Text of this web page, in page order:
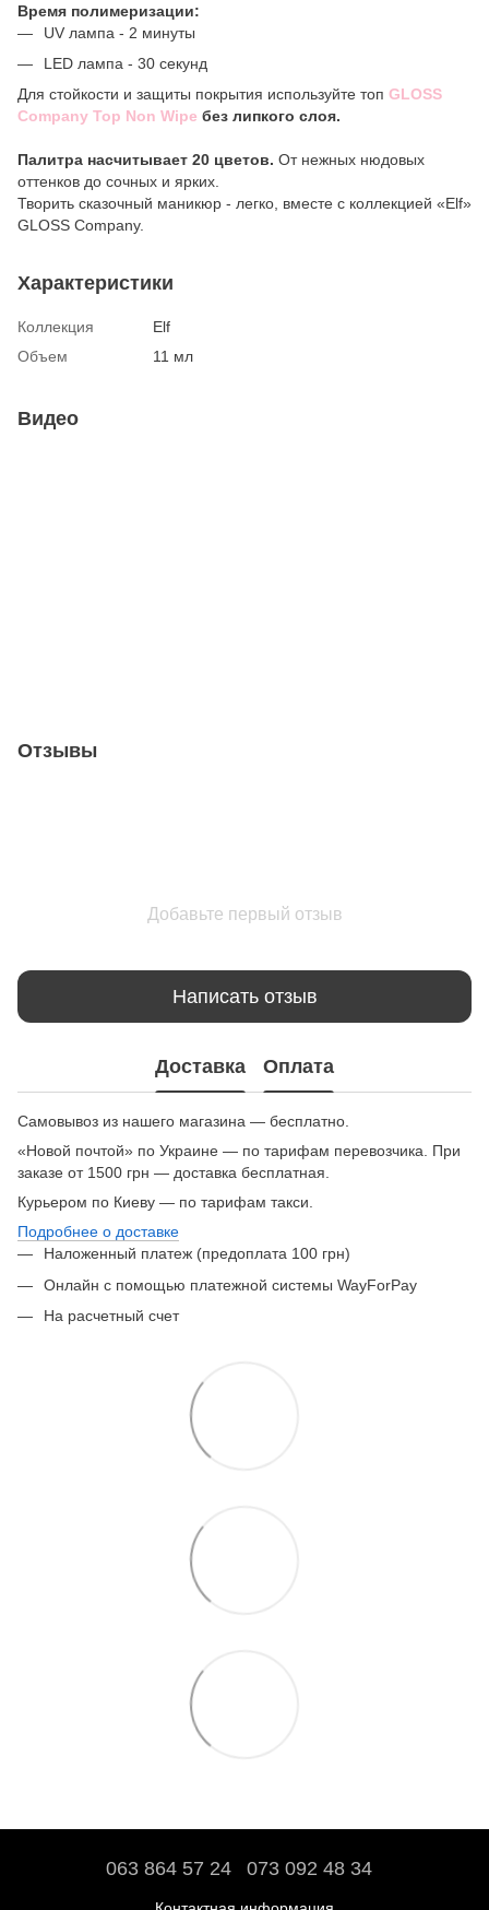
Время полимеризации:
UV лампа - 2 минуты
LED лампа - 30 секунд
Для стойкости и защиты покрытия используйте топ GLOSS
Company Top Non Wipe без липкого слоя.
Палитра насчитывает 20 цветов. От нежных нюдовых
оттенков до сочных и ярких.
Творить сказочный маникюр - легко, вместе с коллекцией «Elf»
GLOSS Company.
Характеристики
Коллекция
Elf
Объем
11 мл
Видео
Отзывы
Добавьте первый отзыв
Написать отзыв
Доставка Оплата
Самовывоз из нашего магазина — бесплатно.
«Новой почтой» по Украине — по тарифам перевозчика. При
заказе от 1500 грн — доставка бесплатная.
Курьером по Киеву — по тарифам такси.
Подробнее о доставке
Наложенный платеж (предоплата 100 грн)
Онлайн с помощью платежной системы WayForPay
На расчетный счет
063 864 57 24 073 092 48 34